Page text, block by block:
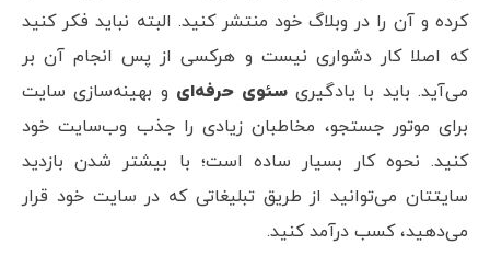
کرده و آن را در وبلاگ خود منتشر کنید. البته نباید فکر کنید
که اصلا کار دشواری نیست و هرکسی از پس انجام آن بر
می‌آید. باید با یادگیریسئوی حرفه‌ای و بهینه‌سازی سایت
برای موتور جستجو، مخاطبان زیادی را جذب وب‌سایت خود
کنید. نحوه کار بسیار ساده است؛ با بیشتر شدن بازدید
سایتتان می‌توانید از طریق تبلیغاتی که در سایت خود قرار
می‌دهید، کسب درآمد کنید.